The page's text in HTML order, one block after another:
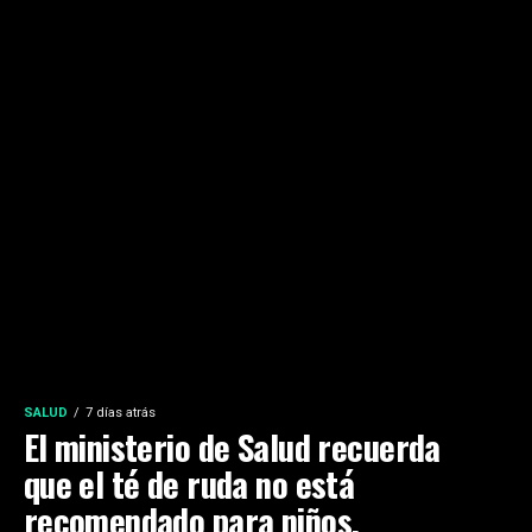
SALUD 7 días atrás
El ministerio de Salud recuerda
que el té de ruda no está
recomendado para niños,